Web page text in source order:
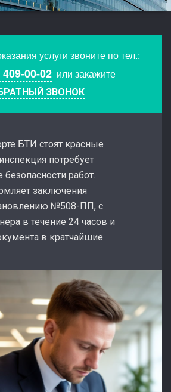
услуги звоните по тел.:
00-02 или закажите
ЗВОНОК
БТИ стоят красные
потребует
работ.
заключения
№508-ПП, с
в течение 24 часов и
в кратчайшие